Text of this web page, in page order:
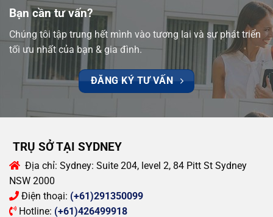
Bạn cần tư vấn?
Chúng tôi tập trung hết mình vào tương lai và sự phát triển
tối ưu nhất của bạn & gia đình.
ĐĂNG KÝ TƯ VẤN
TRỤ SỞ TẠI SYDNEY
Địa chỉ: Sydney: Suite 204, level 2, 84 Pitt St Sydney
NSW 2000
Điện thoại: (+61)291350099
Hotline: (+61)426499918